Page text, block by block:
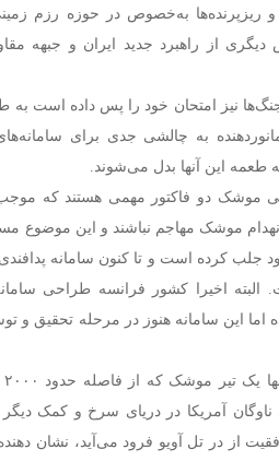
و ریزپرنده‌ها به‌خصوص در حوزه رزم
از راهبرد جدید ایران و جبهه
نیز امتحان خود را پس داده است به
به چالشی جدی برای
طعمه این آنها بدل می‌شوند.
موشک دو فاکتور مهمی هستند که
موشک مهاجم نباشند و این موضوع
جلب کرده است و تا کنون سامانه پدافندی
اخیرا کشور فرانسه طراحی
اما این سامانه هنوز در مرحله تحقیق و
آمریکا در دریای سرخ و کمک دیگر
از در تل آویو فرود می‌آید، نشان